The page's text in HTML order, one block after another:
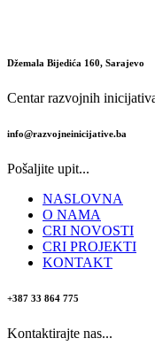
Džemala Bijedića 160, Sarajevo
Centar razvojnih
info@razvojneinicijative.ba
Pošaljite upit...
NASLOVNA
O NAMA
CRI NOVOSTI
CRI PROJEKTI
KONTAKT
+387 33 864 775
Kontaktirajte nas...